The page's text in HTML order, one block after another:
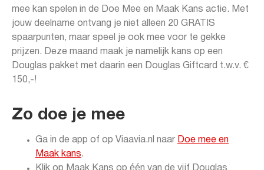
mee kan spelen in de Doe Mee en Maak Kans actie. Met
jouw deelname ontvang je niet alleen 20 GRATIS
spaarpunten, maar speel je ook mee voor te gekke
prijzen. Deze maand maak je namelijk kans op een
Douglas pakket met daarin een Douglas Giftcard t.w.v. €
150,-!
Zo doe je mee
Ga in de app of op Viaavia.nl naar Doe mee en
Maak kans.
Klik op Maak Kans op één van de vijf Douglas